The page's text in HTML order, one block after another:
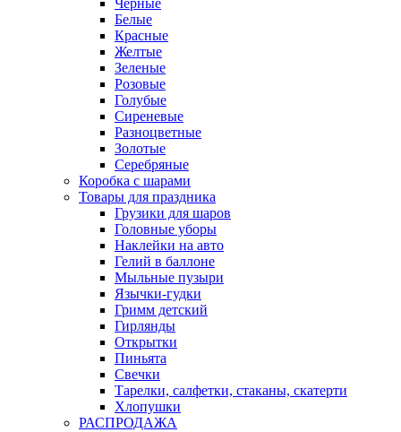
Черные
Белые
Красные
Желтые
Зеленые
Розовые
Голубые
Сиреневые
Разноцветные
Золотые
Серебряные
Коробка с шарами
Товары для праздника
Грузики для шаров
Головные уборы
Наклейки на авто
Гелий в баллоне
Мыльные пузыри
Язычки-гудки
Гримм детский
Гирлянды
Открытки
Пиньята
Свечки
Тарелки, салфетки, стаканы, скатерти
Хлопушки
РАСПРОДАЖА